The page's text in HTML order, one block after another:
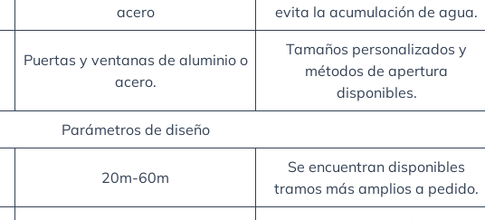
acero
evita la acumulación de agua.
Puertas y ventanas de aluminio o
acero.
Tamaños personalizados y
métodos de apertura
disponibles.
Parámetros de diseño
20m-60m
Se encuentran disponibles
tramos más amplios a pedido.